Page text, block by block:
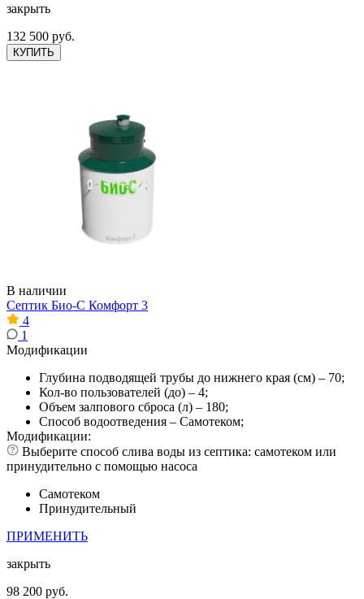
закрыть
132 500 руб.
КУПИТЬ
В наличии
Септик Био-С Комфорт 3
4
1
Модификации
Глубина подводящей трубы до нижнего края (см) – 70;
Кол-во пользователей (до) – 4;
Объем залпового сброса (л) – 180;
Способ водоотведения – Самотеком;
Модификации:
Выберите способ слива воды из септика: самотеком или
принудительно с помощью насоса
Самотеком
Принудительный
ПРИМЕНИТЬ
закрыть
98 200 руб.